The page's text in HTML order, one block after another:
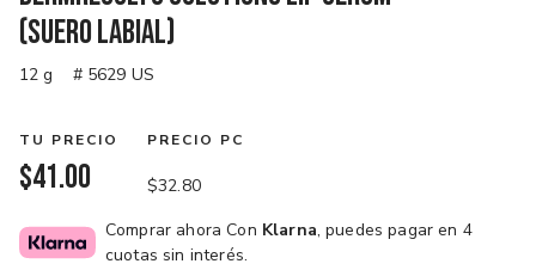
(Suero labial)
12 g # 5629 US
TU PRECIO
$41.00
PRECIO PC
$32.80
Comprar ahora Con Klarna, puedes pagar en 4
cuotas sin interés.